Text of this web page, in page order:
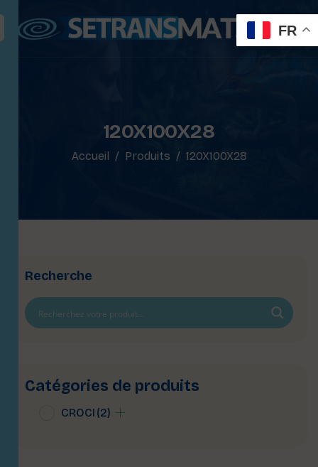
120X100X28
Accueil Produits 120X100X28
Recherche
Catégories de produits
CROCI (2)
FR